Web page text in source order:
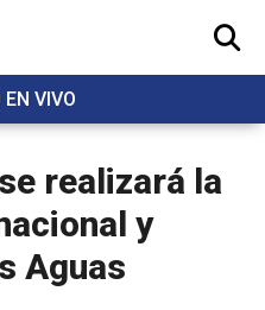
EN VIVO
BUSCAR
realizará la
y
Aguas